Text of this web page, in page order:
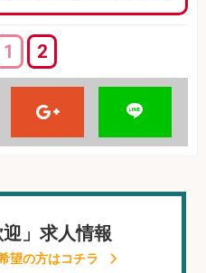
1 2
迎」求人情報
望の方はコチラ